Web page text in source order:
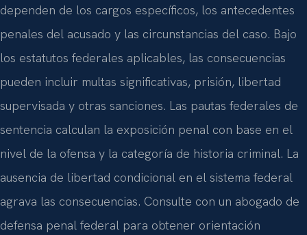
dependen de los cargos específicos, los antecedentes
penales del acusado y las circunstancias del caso. Bajo
los estatutos federales aplicables, las consecuencias
pueden incluir multas significativas, prisión, libertad
supervisada y otras sanciones. Las pautas federales de
sentencia calculan la exposición penal con base en el
nivel de la ofensa y la categoría de historia criminal. La
ausencia de libertad condicional en el sistema federal
agrava las consecuencias. Consulte con un abogado de
defensa penal federal para obtener orientación